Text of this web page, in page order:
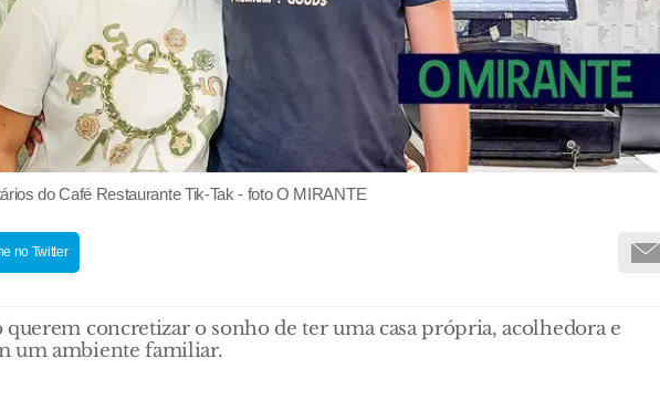
do Café Restaurante Tik-Tak - foto O MIRANTE
no Twitter
querem concretizar o sonho de ter uma casa própria, acolhedora e
um ambiente familiar.